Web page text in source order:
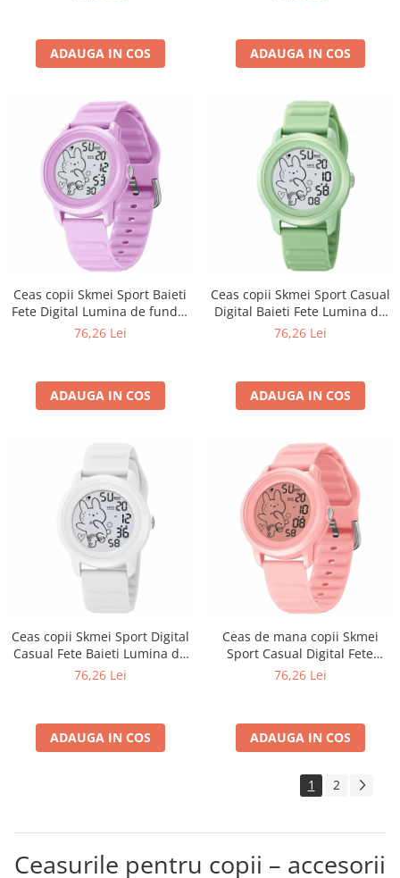
ADAUGA IN COS ADAUGA IN COS
Ceas copii Skmei Sport Baieti
Fete Digital Lumina de fundal
Negru Visiniu
76,26 Lei
ADAUGA IN COS
Ceas copii Skmei Sport Casual
Digital Baieti Fete Lumina de
fundal Verde
76,26 Lei
ADAUGA IN COS
Ceas copii Skmei Sport Digital
Casual Fete Baieti Lumina de
fundal Alb
76,26 Lei
ADAUGA IN COS
Ceas de mana copii Skmei
Sport Casual Digital Fete
Baieti Lumina de fundal Roz
76,26 Lei
ADAUGA IN COS
1 2
Ceasurile pentru copii – accesorii